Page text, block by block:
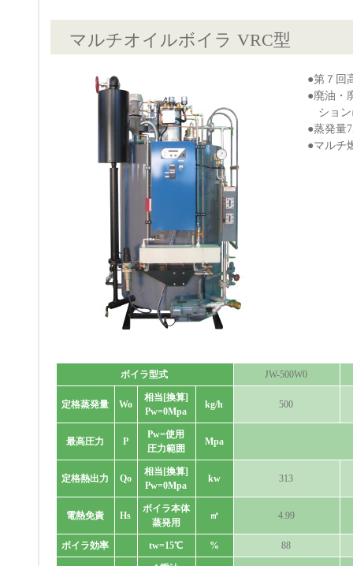
マルチオイルボイラ VRC型
●第７回
●廃油・
ショ
●蒸発量
●マルチ
ボイラ型式 JW-500W0
定格蒸発量 Wo
相当[換算]
Pw=0Mpa
kg/h 500
最高圧力 P
Pw=使用
圧力範囲
Mpa
定格熱出力 Qo
相当[換算]
Pw=0Mpa
kw 313
電熱免責 Hs
ボイラ本体
蒸発用
㎡ 4.99
ボイラ効率 tw=15℃ % 88